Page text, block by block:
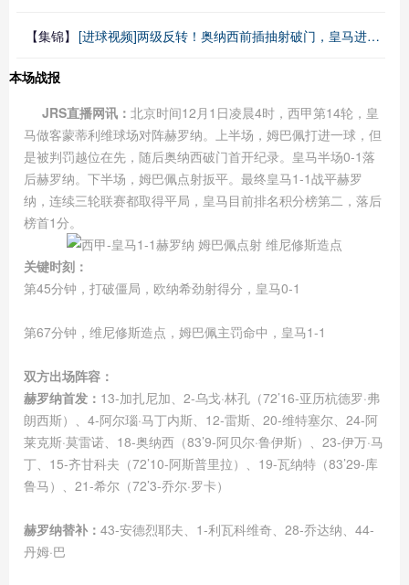
【集锦】 [进球视频]两级反转！奥纳西前插抽射破门，皇马进球被吹后反被进！
本场战报
JRS直播网讯： 北京时间12月1日凌晨4时，西甲第14轮，皇
马做客蒙蒂利维球场对阵赫罗纳。上半场，姆巴佩打进一球，但
是被判罚越位在先，随后奥纳西破门首开纪录。皇马半场0-1落
后赫罗纳。下半场，姆巴佩点射扳平。最终皇马1-1战平赫罗
纳，连续三轮联赛都取得平局，皇马目前排名积分榜第二，落后
榜首1分。
关键时刻：
第45分钟，打破僵局，欧纳希劲射得分，皇马0-1
第67分钟，维尼修斯造点，姆巴佩主罚命中，皇马1-1
双方出场阵容：
赫罗纳首发： 13-加扎尼加、2-乌戈·林孔（72’16-亚历杭德罗·弗
朗西斯）、4-阿尔瑙·马丁内斯、12-雷斯、20-维特塞尔、24-阿
莱克斯·莫雷诺、18-奥纳西（83’9-阿贝尔·鲁伊斯）、23-伊万·马
丁、15-齐甘科夫（72’10-阿斯普里拉）、19-瓦纳特（83’29-库
鲁马）、21-希尔（72’3-乔尔·罗卡）
赫罗纳替补： 43-安德烈耶夫、1-利瓦科维奇、28-乔达纳、44-
丹姆·巴